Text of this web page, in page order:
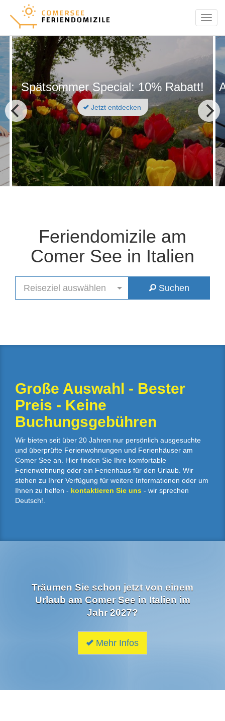
Menu
Spätsommer Special: 10% Rabatt!
Jetzt entdecken
Feriendomizile am
Comer See in Italien
Reiseziel auswählen Suchen
Große Auswahl - Bester
Preis - Keine
Buchungsgebühren
Wir bieten seit über 20 Jahren nur persönlich ausgesuchte
und überprüfte Ferienwohnungen und Ferienhäuser am
Comer See an. Hier finden Sie Ihre komfortable
Ferienwohnung oder ein Ferienhaus für den Urlaub. Wir
stehen zu Ihrer Verfügung für weitere Informationen oder um
Ihnen zu helfen - kontaktieren Sie uns - wir sprechen
Deutsch!.
Träumen Sie schon jetzt von einem
Urlaub am Comer See in Italien im
Jahr 2027?
Mehr Infos